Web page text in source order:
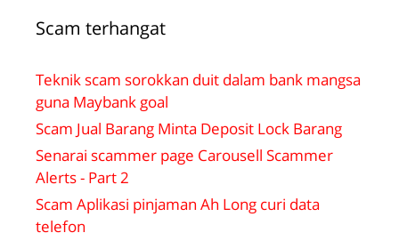
Scam terhangat
Teknik scam sorokkan duit dalam bank mangsa
guna Maybank goal
Scam Jual Barang Minta Deposit Lock Barang
Senarai scammer page Carousell Scammer
Alerts - Part 2
Scam Aplikasi pinjaman Ah Long curi data
telefon